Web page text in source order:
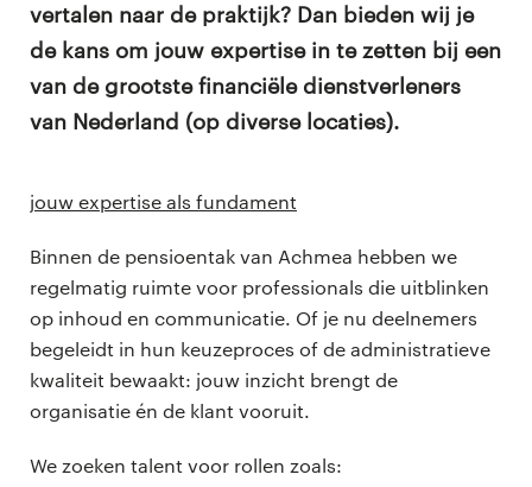
vertalen naar de praktijk? Dan bieden wij je
de kans om jouw expertise in te zetten bij een
van de grootste financiële dienstverleners
van Nederland (op diverse locaties).
jouw expertise als fundament
Binnen de pensioentak van Achmea hebben we
regelmatig ruimte voor professionals die uitblinken
op inhoud en communicatie. Of je nu deelnemers
begeleidt in hun keuzeproces of de administratieve
kwaliteit bewaakt: jouw inzicht brengt de
organisatie én de klant vooruit.
We zoeken talent voor rollen zoals: